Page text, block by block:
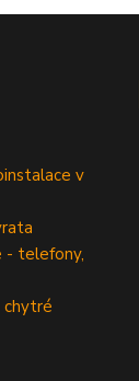
v
- telefony,
chytré